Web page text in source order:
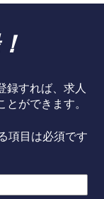
録すれば、求人
ができます。
項目は必須です